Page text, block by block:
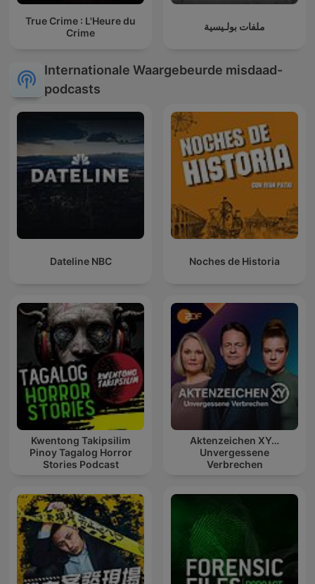
True Crime : L'Heure du
Crime
ملفات بولـيسية
Internationale Waargebeurde misdaad-
podcasts
Dateline NBC Noches de Historia
Kwentong Takipsilim
Pinoy Tagalog Horror
Stories Podcast
Aktenzeichen XY…
Unvergessene
Verbrechen